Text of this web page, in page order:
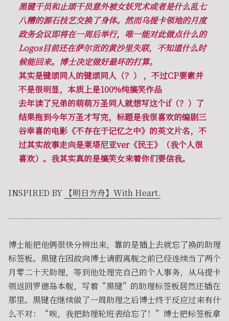
黑键干员和止颂干员意外被女妖咒术或者是什么乱七
八糟的源石技艺交换了身体。然而乌提卡领地的月度
政务会议即将在一周后举行，唯一能对此做点什么的
Logos目前还在萨尔贡的黄沙里失联，不知道什么时
候能回来。博士决定做好最坏的打算。
其实是键颂同人的键颂同人（？） ，不过CP要素并
不是很明显，本质上是100%纯搞笑作品
去年读了兄弟的萌萌万圣同人就想写这个if（？）了
结果拖到今年万圣才写完，标题是我很喜欢的编剧三
谷幸喜的电影《不存在于记忆之中》的英文片名，不
过其实故事走向是莱塔尼亚ver《民王》（我个人很
喜欢）。我其实真的是搞笑女来着你们要信我。
INSPIRED BY 【明日方舟】With Heart.
博士能把他俩很快分辨出来，靠的是插上去就忘了换的助理
标签板。黑键在因故向博士请假离舰之前已经连续当了两个
月零二十天助理，等到他处理完自己的个人事务，从乌提卡
领返回罗德岛本舰，写着“黑键”的助理标签板居然还插在
那里。黑键在继续做了一周助理之后博士终于反应过来有什
么不对：“唉，我把助理轮班表给忘了！”博士把标签板拿